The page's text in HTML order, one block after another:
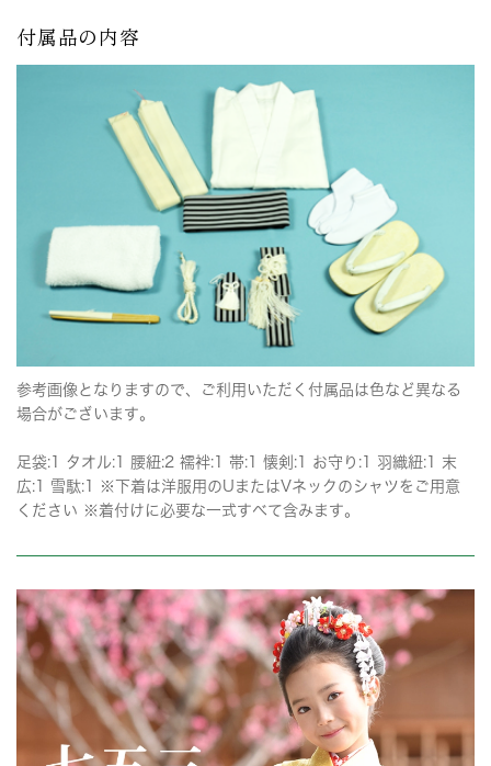
付属品の内容
参考画像となりますので、ご利用いただく付属品は色など異なる
場合がございます。
足袋:1 タオル:1 腰紐:2 襦袢:1 帯:1 懐剣:1 お守り:1 羽織紐:1 末
広:1 雪駄:1 ※下着は洋服用のUまたはVネックのシャツをご用意
ください ※着付けに必要な一式すべて含みます。